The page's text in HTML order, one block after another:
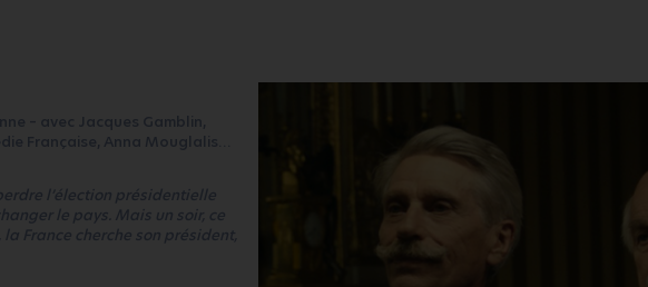
– avec Jacques Gamblin,
Française, Anna Mouglalis…
l’élection présidentielle
le pays. Mais un soir, ce
France cherche son président,